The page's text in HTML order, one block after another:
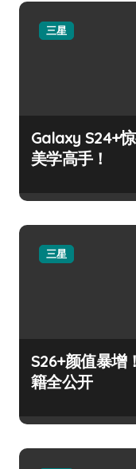
三星
Galaxy S24+
美学高手！
三星
S26+颜值暴增
籍全公开